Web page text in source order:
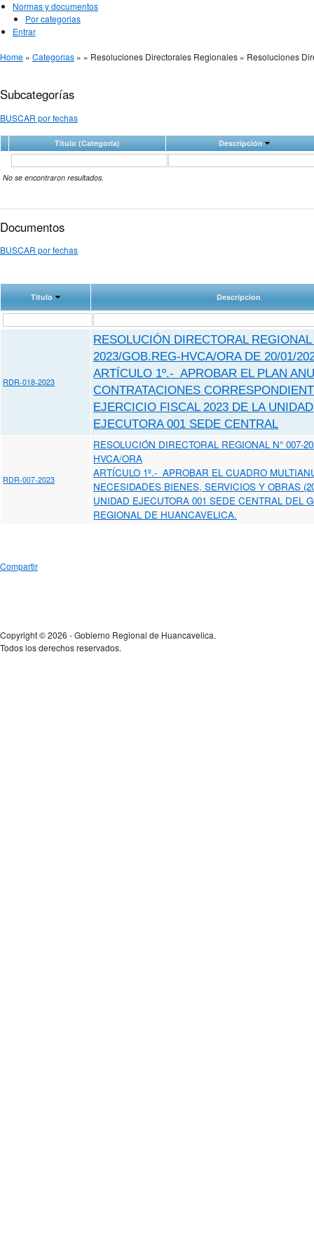
Normas y documentos
Por categorias
Entrar
Home » Categorias » » Resoluciones Directorales Regionales » Resoluciones
Subcategorías
BUSCAR por fechas
Título (Categoría) Descripción
No se encontraron resultados.
Documentos
BUSCAR por fechas
Titulo Descripcion
RDR-018-2023
RESOLUCIÓN DIRECTORAL REGIONAL
2023/GOB.REG-HVCA/ORA DE 20/01/
ARTÍCULO 1º.- APROBAR EL PLAN
CONTRATACIONES
EJERCICIO FISCAL 2023 DE LA UNIDAD
EJECUTORA 001 SEDE CENTRAL
RDR-007-2023
RESOLUCIÓN DIRECTORAL REGIONAL N° 007-
HVCA/ORA
ARTÍCULO 1º.- APROBAR EL CUADRO
NECESIDADES BIENES, SERVICIOS Y OBRAS
UNIDAD EJECUTORA 001 SEDE CENTRAL DEL
REGIONAL DE HUANCAVELICA.
Compartir
Copyright © 2026 - Gobierno Regional de Huancavelica.
Todos los derechos reservados.